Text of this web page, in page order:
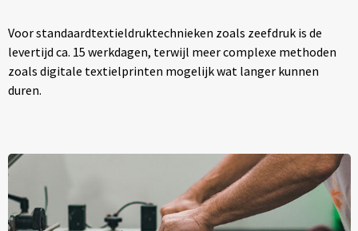
Voor standaardtextieldruktechnieken zoals zeefdruk is de
levertijd ca. 15 werkdagen, terwijl meer complexe methoden
zoals digitale textielprinten mogelijk wat langer kunnen
duren.